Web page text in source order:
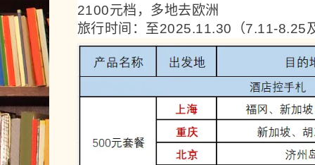
2100元档，多地去欧洲
旅行时间：至2025.11.30（7.11-8.25